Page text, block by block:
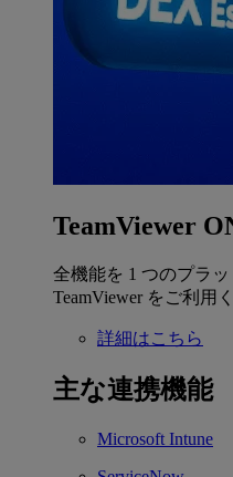
TeamViewer
全機能を 1 つのプラ
TeamViewer をご利用
詳細はこちら
主な連携機能
Microsoft Intune